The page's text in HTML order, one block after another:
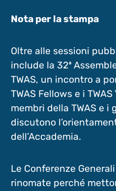
Nota per la stampa
Oltre alle sessioni
include la 32ª
TWAS, un incontro a
TWAS Fellows e i
membri della TWAS e i
discutono
dell’Accademia.
Le Conferenze
rinomate perché